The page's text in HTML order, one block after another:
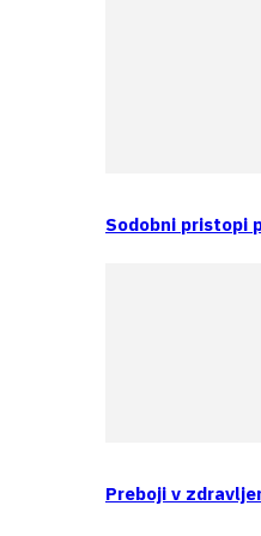
Sodobni pristopi
Preboji v